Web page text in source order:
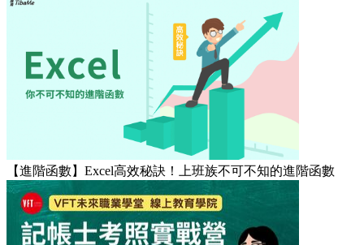
【進階函數】Excel高效秘訣！上班族不可不知的進階函數